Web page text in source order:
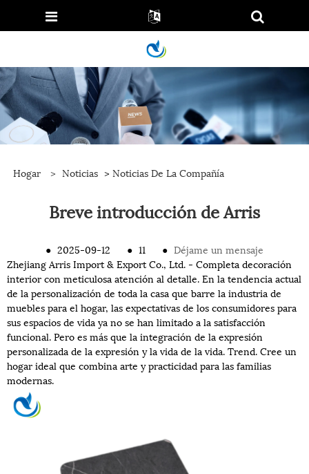
Hogar > Noticias > Noticias De La Compañía
Breve introducción de Arris
● 2025-09-12 ● 11 ● Déjame un mensaje
Zhejiang Arris Import & Export Co., Ltd. - Completa decoración
interior con meticulosa atención al detalle. En la tendencia actual
de la personalización de toda la casa que barre la industria de
muebles para el hogar, las expectativas de los consumidores para
sus espacios de vida ya no se han limitado a la satisfacción
funcional. Pero es más que la integración de la expresión
personalizada de la expresión y la vida de la vida. Trend. Cree un
hogar ideal que combina arte y practicidad para las familias
modernas.